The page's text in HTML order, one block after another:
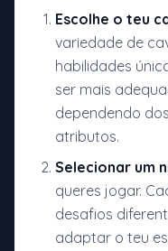
Escolhe o teu
variedade de
habilidades
ser mais
dependendo
atributos.
Selecionar um
queres jogar.
desafios
adaptar o teu